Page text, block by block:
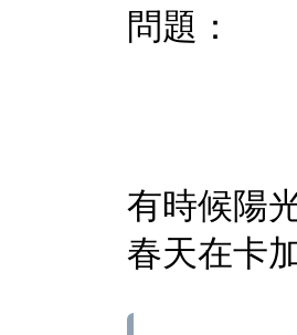
問題：
有時候陽
春天在卡